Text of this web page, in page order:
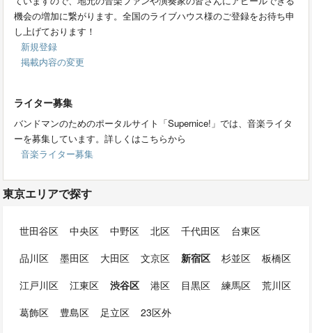
機会の増加に繋がります。全国のライブハウス様のご登録をお待ち申
し上げております！
新規登録
掲載内容の変更
ライター募集
バンドマンのためのポータルサイト「Supernice!」では、音楽ライタ
ーを募集しています。詳しくはこちらから
音楽ライター募集
東京エリアで探す
世田谷区 中央区 中野区 北区 千代田区
台東区
品川区
墨田区 大田区 文京区 新宿区 杉並区
板橋区
江戸川区
江東区 渋谷区 港区 目黒区 練馬区
荒川区
葛飾区
豊島区 足立区 23区外